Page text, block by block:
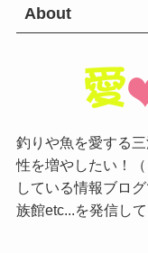
About
釣りや魚を愛する
性を増やしたい！
している情報ブロ
族館etc...を発信して